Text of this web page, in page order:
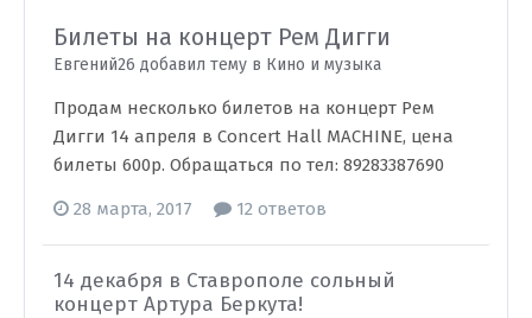
Билеты на концерт Рем Дигги
Евгений26 добавил тему в Кино и музыка
Продам несколько билетов на концерт Рем
Дигги 14 апреля в Concert Hall MAСHINE, цена
билеты 600р. Обращаться по тел: 89283387690
28 марта, 2017 12 ответов
14 декабря в Ставрополе сольный
концерт Артура Беркута!